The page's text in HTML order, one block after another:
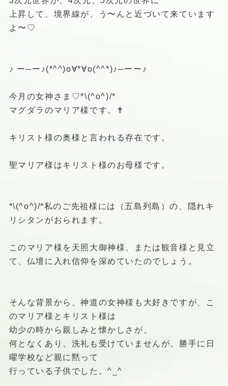
上昇して、境界線が、う〜んと近づいて来ています
よ〜♡
♪ ー─ー♪(*^^)o∀*∀o(^^*)♪─ーー♪
今月の女神さま♡*\(^o^)/*
マグダラのマリア様です。✝️
キリスト様の奥様と言われる存在です。
聖マリア様はキリスト様のお母様です。
*\(^o^)/*私のご先祖様には（五島列島）の、隠れキ
リシタンがおられます。
このマリア様を天照大御神様、または観音様と見立
て、仏壇に入れ信仰を深めていたのでしょう。
そんな背景から、神道の女神様も大好きですが、こ
のマリア様とキリスト様は
幼少の時から親しみと懐かしさが、
何となくあり、洗礼も受けていませんが、勝手に日
曜学校など親に黙って
行っている子供でした。^_^